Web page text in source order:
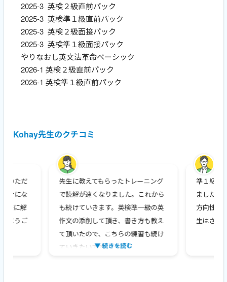
2025-3 英検２級直前パック
2025-3 英検準１級直前パック
2025-3 英検２級面接パック
2025-3 英検準１級面接パック
やりなおし英文法革命ベーシック
2026-1 英検２級直前パック
2026-1 英検準１級直前パック
Kohay先生のクチコミ
いただ
けにな
際に解
とうご
先生に教えてもらったトレーニング
で読解が速くなりました。これから
も続けていきます。英検準一級の英
作文の添削して頂き、書き方も教え
て頂いたので、こちらの練習も続け
ていきたいです。▼ 続きを読む
準１級の
ました。
方向性が
生はさす